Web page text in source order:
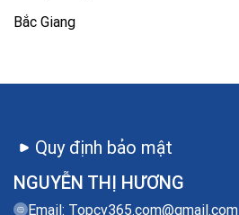
Bắc Giang
NGUYỄN THỊ HƯƠNG
Email: Topcv365.com@gmail.com
Quy định bảo mật